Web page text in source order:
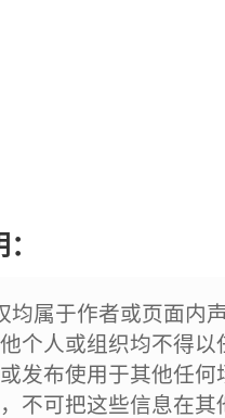
均属于作者或页面内
个人或组织均不得
发布使用于其他任
不可把这些信息在